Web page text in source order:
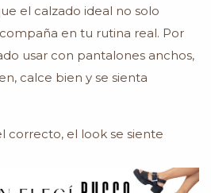
el calzado ideal no solo
en tu rutina real. Por
usar con pantalones anchos,
calce bien y se sienta
correcto, el look se siente